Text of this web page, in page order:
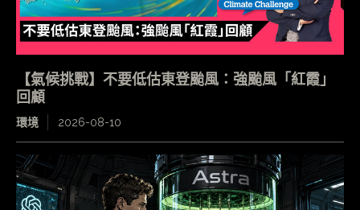
【氣候挑戰】不要低估東登颱風：強颱風「紅霞」
回顧
環境 2026-08-10